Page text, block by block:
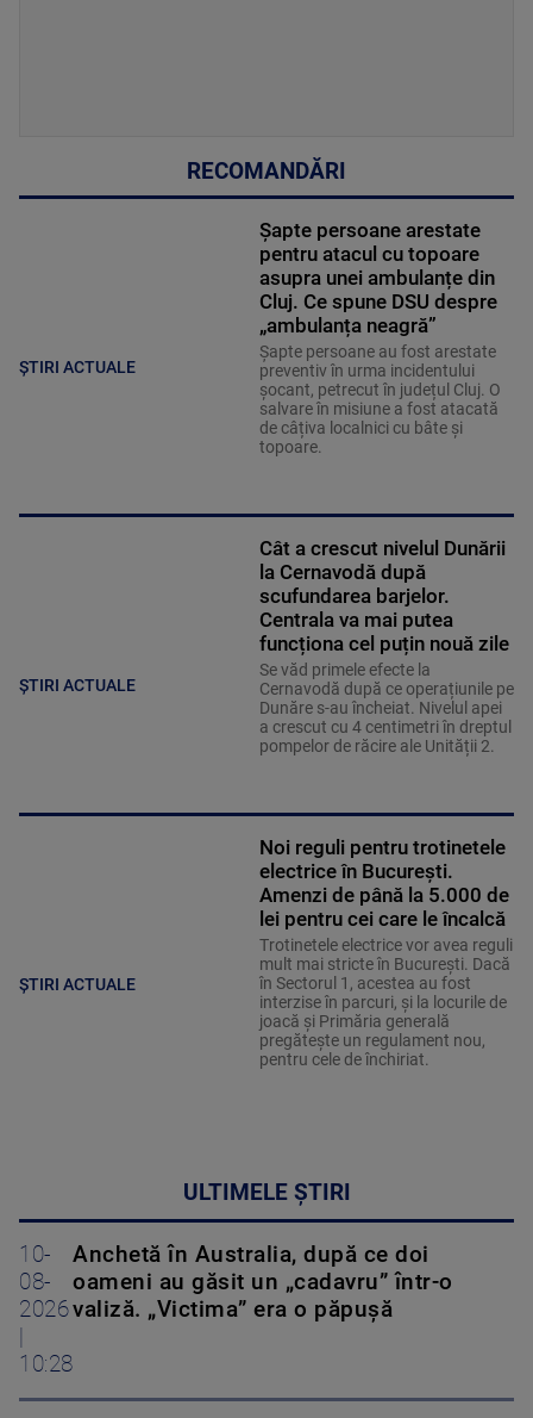
RECOMANDĂRI
ȘTIRI ACTUALE
Șapte persoane arestate
pentru atacul cu topoare
asupra unei ambulanțe din
Cluj. Ce spune DSU despre
„ambulanța neagră”
Șapte persoane au fost arestate
preventiv în urma incidentului
șocant, petrecut în județul Cluj. O
salvare în misiune a fost atacată
de câțiva localnici cu bâte și
topoare.
ȘTIRI ACTUALE
Cât a crescut nivelul Dunării
la Cernavodă după
scufundarea barjelor.
Centrala va mai putea
funcționa cel puțin nouă zile
Se văd primele efecte la
Cernavodă după ce operațiunile pe
Dunăre s-au încheiat. Nivelul apei
a crescut cu 4 centimetri în dreptul
pompelor de răcire ale Unității 2.
ȘTIRI ACTUALE
Noi reguli pentru trotinetele
electrice în București.
Amenzi de până la 5.000 de
lei pentru cei care le încalcă
Trotinetele electrice vor avea reguli
mult mai stricte în București. Dacă
în Sectorul 1, acestea au fost
interzise în parcuri, și la locurile de
joacă și Primăria generală
pregătește un regulament nou,
pentru cele de închiriat.
ULTIMELE ȘTIRI
10-
08-
2026
|
10:28
Anchetă în Australia, după ce doi
oameni au găsit un „cadavru” într-o
valiză. „Victima” era o păpușă